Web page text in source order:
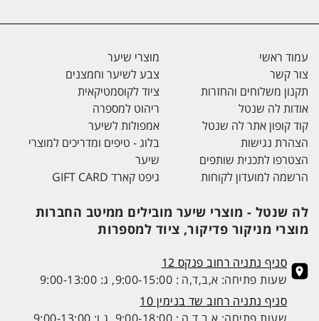
עמוד ראשי
צור קשר
תקנון משלוחים והחזרות
אודות לה שנטל
קוד קופון אתר לה שנטל
הצהרת נגישות
הצטרפו לתכנית שותפים
הרשמה למועדון לקוחות
מוצרי שיער
צבע לשיער וחמצנים
ציוד לקוסמטיקאית
ריהוט למספרה
אמפולות לשיער
בלוג - טיפים ומדריכים למוצרי
שיער
גיפט קארד GIFT CARD
לה שנטל - מוצרי שיער מובילים ממיטב החברות
מוצרי מניקור פדיקור, ציוד למספרות
סניף נתניה רחוב פנקס 12
שעות פתיחה: א,ב,ד,ה : 9:00-15:00, ג: 9:00-13:00
סניף נתניה רחוב שד בנימין 10